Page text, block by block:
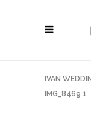
IVAN
IMG_8469 1